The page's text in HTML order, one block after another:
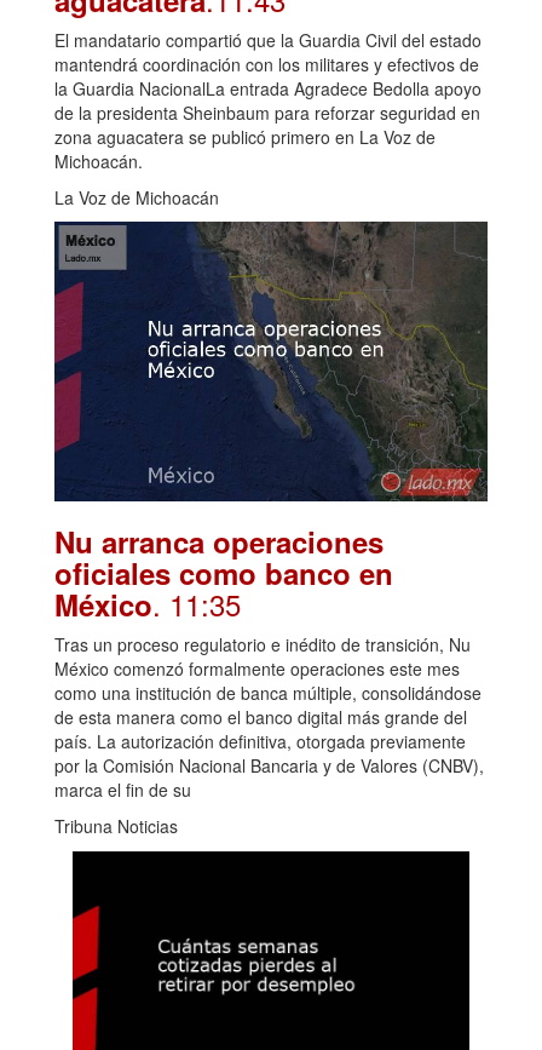
El mandatario compartió que la Guardia Civil del estado
mantendrá coordinación con los militares y efectivos de
la Guardia NacionalLa entrada Agradece Bedolla apoyo
de la presidenta Sheinbaum para reforzar seguridad en
zona aguacatera se publicó primero en La Voz de
Michoacán.
La Voz de Michoacán
Nu arranca operaciones
oficiales como banco en
México. 11:35
Tras un proceso regulatorio e inédito de transición, Nu
México comenzó formalmente operaciones este mes
como una institución de banca múltiple, consolidándose
de esta manera como el banco digital más grande del
país. La autorización definitiva, otorgada previamente
por la Comisión Nacional Bancaria y de Valores (CNBV),
marca el fin de su
Tribuna Noticias